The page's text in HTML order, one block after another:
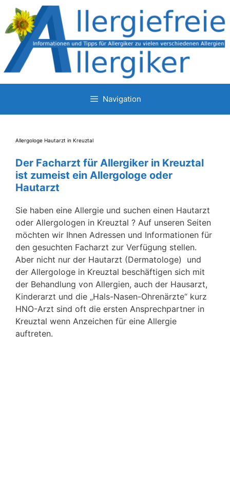
Zum
Inhalt
springen
Navigation
Allergologe Hautarzt in Kreuztal
Der Facharzt für Allergiker in Kreuztal
ist zumeist ein Allergologe oder
Hautarzt
Sie haben eine Allergie und suchen einen Hautarzt
oder Allergologen in Kreuztal ? Auf unseren Seiten
möchten wir Ihnen Adressen und Informationen für
den gesuchten Facharzt zur Verfügung stellen.
Aber nicht nur der Hautarzt (Dermatologe) und
der Allergologe in Kreuztal beschäftigen sich mit
der Behandlung von Allergien, auch der Hausarzt,
Kinderarzt und die „Hals-Nasen-Ohrenärzte“ kurz
HNO-Arzt sind oft die ersten Ansprechpartner in
Kreuztal wenn Anzeichen für eine Allergie
auftreten.